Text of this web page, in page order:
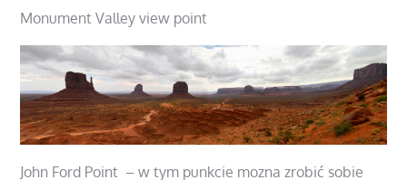
Monument Valley view point
John Ford Point – w tym punkcie mozna zrobić sobie